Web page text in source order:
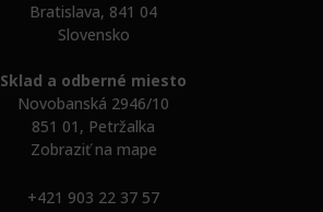
Bratislava, 841 04
Slovensko
Sklad a odberné miesto
Novobanská 2946/10
851 01, Petržalka
Zobraziť na mape
+421 903 22 37 57